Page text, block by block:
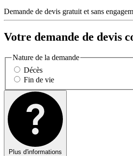
Demande de devis gratuit et sans
Votre demande de devis
Nature de la demande
Décès
Fin de vie
Plus d'informations